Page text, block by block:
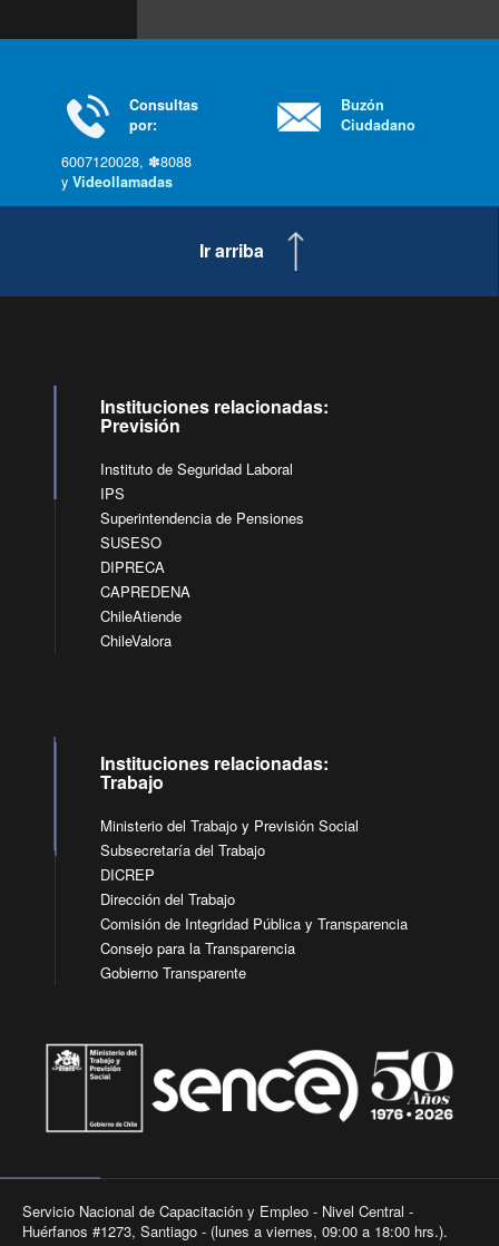
Consultas
por:
6007120028, ✽8088
y Videollamadas
Buzón
Ciudadano
Ir arriba
Instituciones relacionadas:
Previsión
Instituto de Seguridad Laboral
IPS
Superintendencia de Pensiones
SUSESO
DIPRECA
CAPREDENA
ChileAtiende
ChileValora
Instituciones relacionadas:
Trabajo
Ministerio del Trabajo y Previsión Social
Subsecretaría del Trabajo
DICREP
Dirección del Trabajo
Comisión de Integridad Pública y Transparencia
Consejo para la Transparencia
Gobierno Transparente
Servicio Nacional de Capacitación y Empleo - Nivel Central -
Huérfanos #1273, Santiago - (lunes a viernes, 09:00 a 18:00 hrs.).